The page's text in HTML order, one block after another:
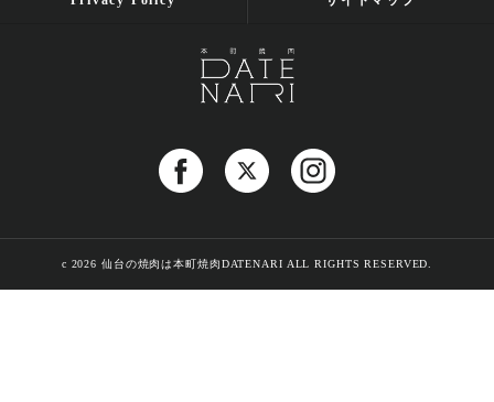
c 2026 仙台の焼肉は本町焼肉DATENARI ALL RIGHTS RESERVED.